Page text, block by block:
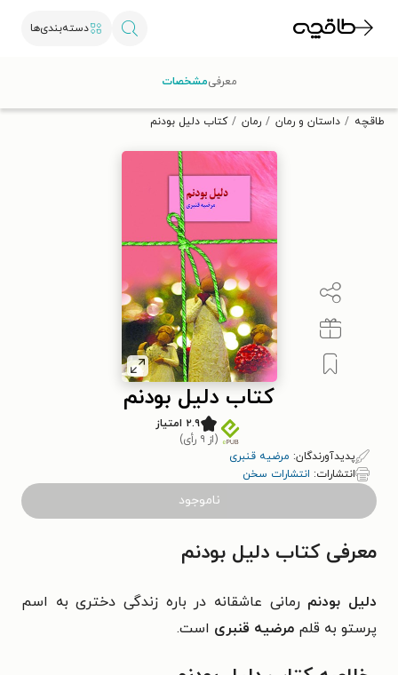
دسته‌بندی‌ها
تخفیف از طاقچه دریافت کن.
طاقچه داستان و رمان رمان کتاب دلیل بودنم
کتاب دلیل بودنم
۲.۹ امتیاز
(از ۹ رأی)
پدیدآورندگان: مرضیه قنبری
انتشارات: انتشارات سخن
ناموجود
معرفیمشخصات
معرفی کتاب دلیل بودنم
دلیل بودنم رمانی عاشقانه در باره زندگی دختری به اسم
پرستو به قلم مرضیه قنبری است.